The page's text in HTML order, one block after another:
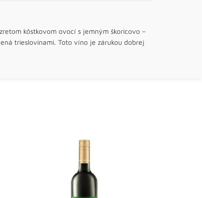
kôstkovom ovocí s jemným škoricovo –
trieslovinami. Toto víno je zárukou dobrej